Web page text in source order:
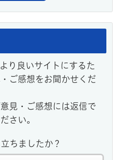
り良いサイトにするた
ご感想をお聞かせくだ
見・ご感想には返信で
さい。
ちましたか？